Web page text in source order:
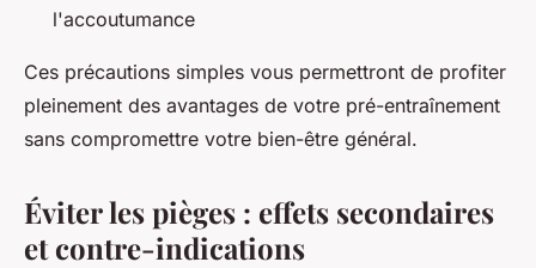
l'accoutumance
Ces précautions simples vous permettront de profiter
pleinement des avantages de votre pré-entraînement
sans compromettre votre bien-être général.
Éviter les pièges : effets secondaires
et contre-indications